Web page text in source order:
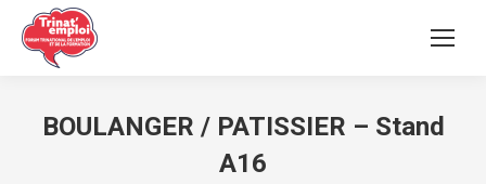
BOULANGER / PATISSIER – Stand
A16